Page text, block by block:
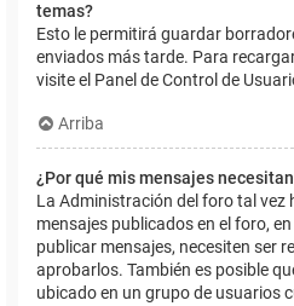
temas?
Esto le permitirá guardar
enviados más tarde. Para
visite el Panel de Control de
Arriba
¿Por qué mis mensajes
La Administración del foro tal vez
mensajes publicados en el foro,
publicar mensajes, necesiten ser
aprobarlos. También es posible
ubicado en un grupo de usuarios